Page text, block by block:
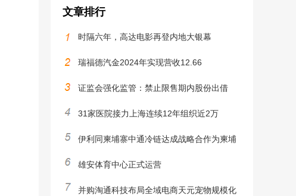
文章排行
时隔六年，高达电影再登内地大银幕
瑞福德汽金2024年实现营收12.66
证监会强化监管：禁止限售期内股份出借
31家医院接力上海连续12年组织近2万
伊利同柬埔寨中通冷链达成战略合作为柬埔
雄安体育中心正式运营
并购淘通科技布局全域电商天元宠物规模化